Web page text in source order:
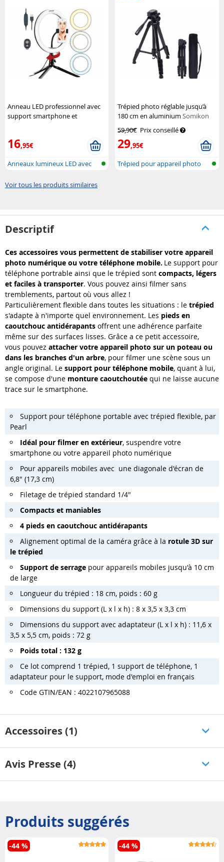
Anneau LED professionnel avec
support smartphone et
16,95€
Anneaux lumineux LED avec
Trépied photo réglable jusqu’à
180 cm en aluminiumSomikon
59,90€ Prix conseillé
29,95€
Trépied pour appareil photo
Voir tous les produits similaires
Descriptif
Ces accessoires vous permettent de stabiliser votre appareil
photo numérique ou votre téléphone mobile. Le support pour
téléphone portrable ainsi que le trépied sont compacts, légers
et faciles à transporter. Vous pouvez ainsi filmer sans
tremblements, partout où vous allez !
Particulièrement flexible dans toutes les situations : le trépied
s'adapte à n'importe quel environnement. Les pieds en
caoutchouc antidérapants offrent une adhérence parfaite
même sur des surfaces lisses. Grâce a ce petit accessoire,
vous pouvez attacher votre appareil photo sur un poteau ou
dans les branches d'un arbre, pour filmer une scène sous un
angle original. Le support pour téléphone mobile, quant à lui,
se compose d'une monture caoutchoutée qui ne laisse aucune
trace sur le smartphone.
Support pour téléphone portable avec trépied flexible, par
Pearl
Idéal pour filmer en extérieur, suspendre votre
smartphone ou votre appareil photo numérique
Pour appareils mobiles avec une diagonale d'écran de
6,8" (17,3 cm)
Filetage de trépied standard 1/4"
Compacts et maniables
4 pieds en caoutchouc antidérapants
Alignement optimal de la caméra grâce à la rotule 3D sur
le trépied
Support de serrage pour appareils mobiles jusqu'à 10 cm
de large
Longueur du trépied : 18 cm, poids : 60 g
Dimensions du support (L x l x h) : 8 x 3,5 x 3,3 cm
Dimensions du support avec adaptateur (L x l x h) : 11,6 x
3,5 x 5,5 cm, poids : 72 g
Poids total : 132 g
Ce lot comprend 1 trépied, 1 support de téléphone, 1
adaptateur pour le support, mode d'emploi en français
Code GTIN/EAN : 4022107965088
Accessoires (1)
Avis Presse (4)
Produits suggérés
-44 % -44 %